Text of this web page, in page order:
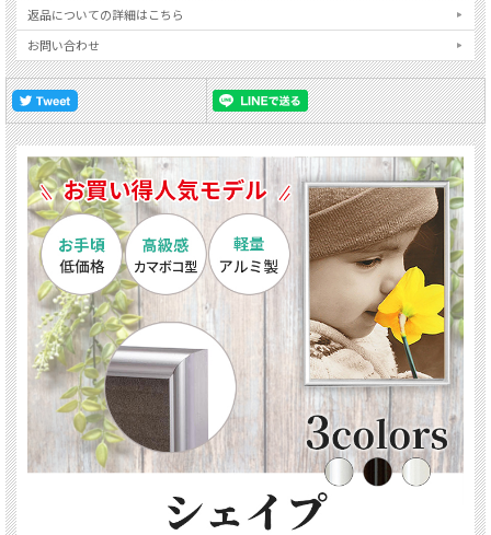
返品についての詳細はこちら
お問い合わせ